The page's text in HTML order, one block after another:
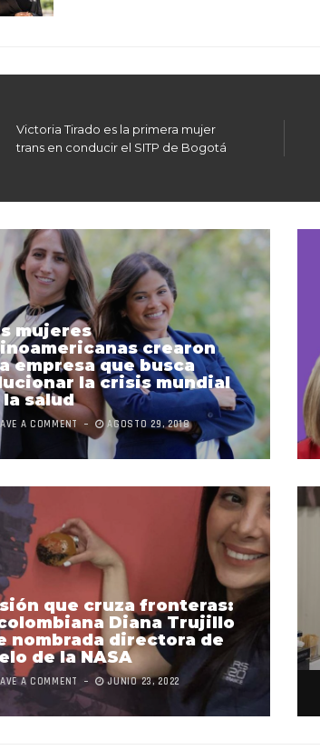
Victoria Tirado es la primera mujer
trans en conducir el SITP de Bogotá
mujeres
crearon
empresa que busca
la crisis mundial
la salud
A COMMENT AGOSTO 29, 2018
que cruza fronteras:
Diana Trujillo
nombrada directora de
de la NASA
A COMMENT JUNIO 23, 2022